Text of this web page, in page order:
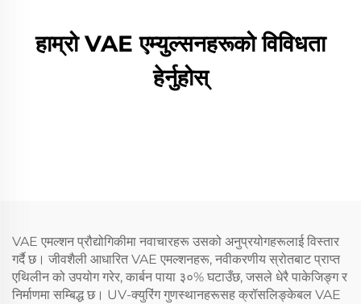
हाम्रो VAE एम्युल्सनहरूको विविधता
हेर्नुहोस्
VAE एमल्शन प्रौद्योगिकीमा नवाचारहरू उसको अनुप्रयोगहरूलाई विस्तार
गर्दै छ। जीवशैली आधारित VAE एमल्शनहरू, नवीकरणीय स्रोतबाट प्राप्त
एथिलीन को उपयोग गरेर, कार्बन पाया ३०% घटाउँछ, जसले धेरै पाकेजिङ्ग र
निर्माणमा सम्बिद्ध छ। UV-क्युरिंग गुणस्थानहरूसह क्रॉसलिङ्केबल VAE